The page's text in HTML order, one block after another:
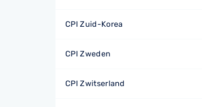
CPI Zuid-Korea
CPI Zweden
CPI Zwitserland